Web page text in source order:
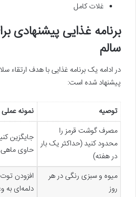
غلات کامل
برنامه غذایی پیشنهادی
سالم
در ادامه یک برنامه غذایی با هدف ارتقاء
پیشنهاد شده است:
توصیه
نمونه عملی
مصرف گوشت قرمز را
محدود کنید (حداکثر یک بار
در هفته)
جایگزین
حاوی
میوه و سبزی رنگی در هر
روز
افزودن
دلمه‌ای به